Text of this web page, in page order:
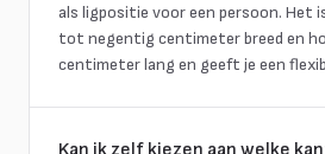
als ligpositie voor een persoon. Het
tot negentig centimeter breed en
centimeter lang en geeft je een